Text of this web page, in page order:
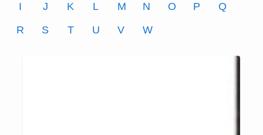
I
J K L M N O P
Q
R
S T U V W